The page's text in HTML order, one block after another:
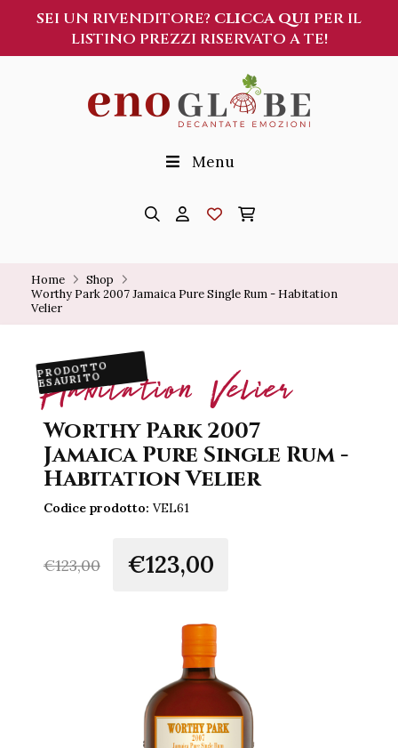
SEI UN RIVENDITORE? CLICCA QUI PER IL
LISTINO PREZZI RISERVATO A TE!
Menu
Home
Shop
Worthy Park 2007 Jamaica Pure Single Rum - Habitation
Velier
Habitation Velier
Worthy Park 2007
Jamaica Pure Single Rum -
Habitation Velier
Codice prodotto: VEL61
€123,00 €123,00
PRODOTTO
ESAURITO